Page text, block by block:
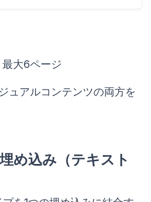
大6ページ
ュアルコンテンツの両方を
め込み（テキスト